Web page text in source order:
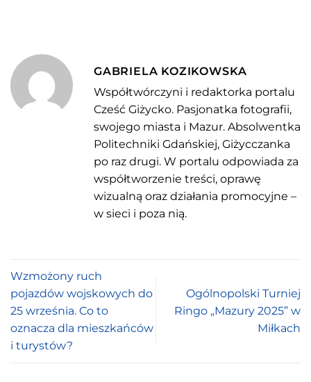
GABRIELA KOZIKOWSKA
Współtwórczyni i redaktorka portalu
Cześć Giżycko. Pasjonatka fotografii,
swojego miasta i Mazur. Absolwentka
Politechniki Gdańskiej, Giżycczanka
po raz drugi. W portalu odpowiada za
współtworzenie treści, oprawę
wizualną oraz działania promocyjne –
w sieci i poza nią.
Wzmożony ruch
pojazdów wojskowych do
25 września. Co to
oznacza dla mieszkańców
i turystów?
Ogólnopolski Turniej
Ringo „Mazury 2025” w
Miłkach